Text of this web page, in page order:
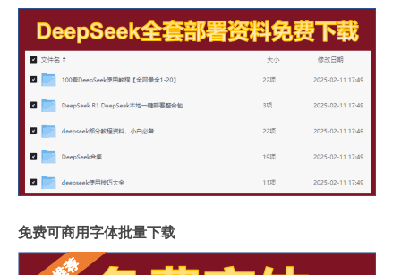
免费可商用字体批量下载